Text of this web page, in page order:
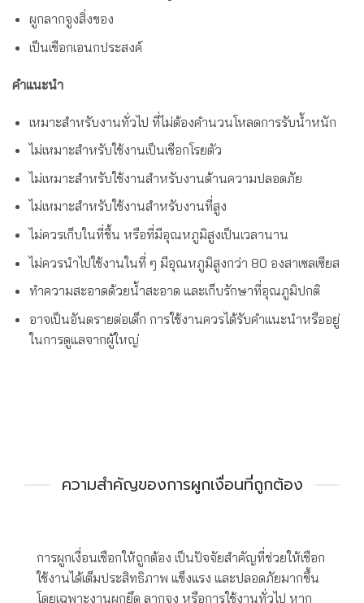
ผูกลากจูงสิ่งของ
เป็นเชือกเอนกประสงค์
คำแนะนำ
เหมาะสำหรับงานทั่วไป ที่ไม่ต้องคำนวนโหลดการรับน้ำหนัก
ไม่เหมาะสำหรับใช้งานเป็นเชือกโรยตัว
ไม่เหมาะสำหรับใช้งานสำหรับงานด้านความปลอดภัย
ไม่เหมาะสำหรับใช้งานสำหรับงานที่สูง
ไม่ควรเก็บในที่ชื้น หรือที่มีอุณหภูมิสูงเป็นเวลานาน
ไม่ควรนำไปใช้งานในที่ ๆ มีอุณหภูมิสูงกว่า 80 องสาเซลเซียส
ทำความสะอาดด้วยน้ำสะอาด และเก็บรักษาที่อุณภูมิปกติ
อาจเป็นอันตรายต่อเด็ก การใช้งานควรได้รับคำแนะนำหรืออยู่
ในการดูแลจากผู้ใหญ่
ความสำคัญของการผูกเงื่อนที่ถูกต้อง
การผูกเงื่อนเชือกให้ถูกต้อง เป็นปัจจัยสำคัญที่ช่วยให้เชือก
ใช้งานได้เต็มประสิทธิภาพ แข็งแรง และปลอดภัยมากขึ้น
โดยเฉพาะงานผูกยึด ลากจูง หรือการใช้งานทั่วไป หาก